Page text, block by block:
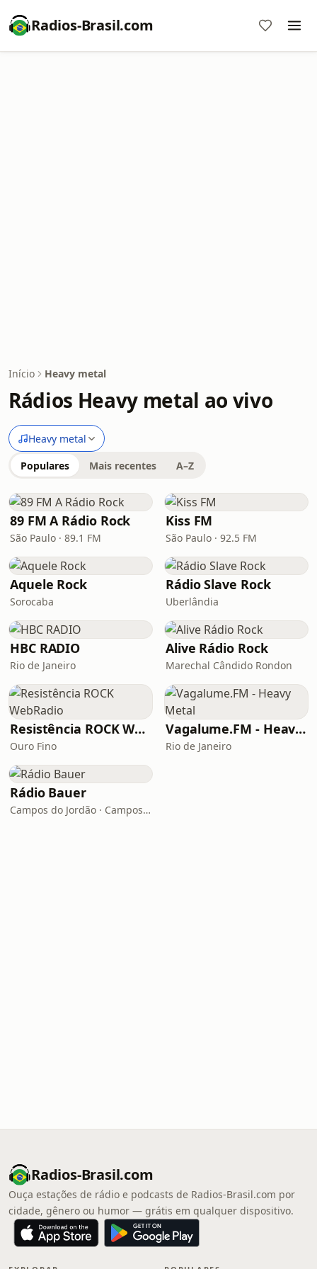
Radios-Brasil.com
Início Heavy metal
Rádios Heavy metal ao vivo
Heavy metal
Populares Mais recentes A–Z
89 FM A Rádio Rock
São Paulo · 89.1 FM
Kiss FM
São Paulo · 92.5 FM
Aquele Rock
Sorocaba
Rádio Slave Rock
Uberlândia
HBC RADIO
Rio de Janeiro
Alive Rádio Rock
Marechal Cândido Rondon
Resistência ROCK WebRadio
Ouro Fino
Vagalume.FM - Heavy Metal
Rio de Janeiro
Rádio Bauer
Campos do Jordão · Campos do Jordão
Radios-Brasil.com
Ouça estações de rádio e podcasts de Radios-Brasil.com por
cidade, gênero ou humor — grátis em qualquer dispositivo.